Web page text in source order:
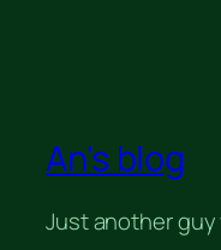
An's blog
Just another